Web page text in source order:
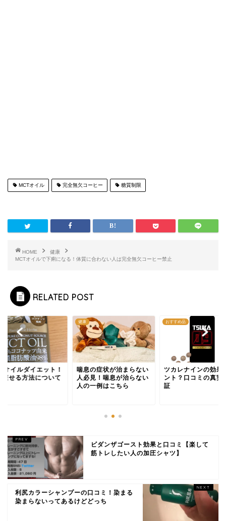
MCTオイル 完全無欠コーヒー 糖質制限
HOME
健康
MCTオイルで下痢になる！体質に合わない人は完全無欠コーヒー禁止
RELATED POST
オイルダイエット！
痩せる方法について
健康
喘息の症状が治まらない
人必見！喘息が治らない
人の一例はこちら
おすすめ品
ツカレナインの効果
ント？口コミの真実
証
ビダンザゴースト効果と口コミ【楽して
筋トレしたい人の加圧シャツ】
利尻カラーシャンプーの口コミ！染まる
染まらないってあるけどどっち